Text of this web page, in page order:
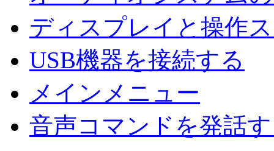
ディスプレイと操作
USB機器を接続する
メインメニュー
音声コマンドを発話